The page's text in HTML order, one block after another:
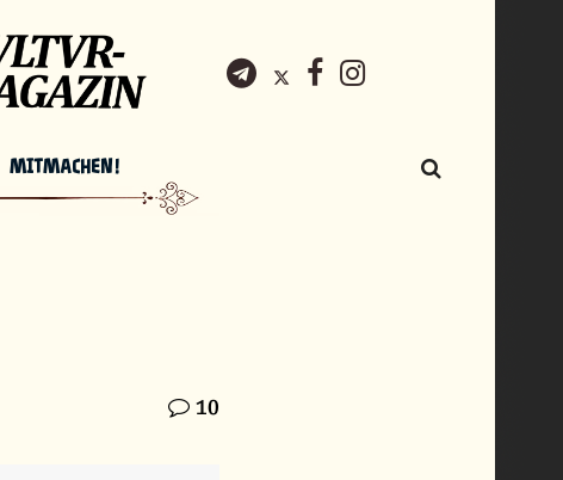
MITMACHEN!
10